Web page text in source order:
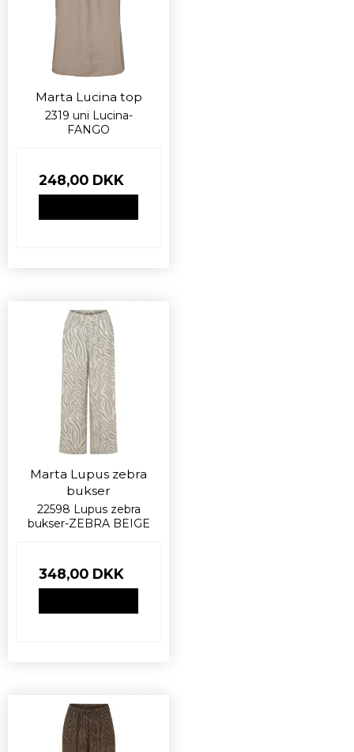
Marta Lucina top
2319 uni Lucina-
FANGO
248,00 DKK
Marta Lupus zebra
bukser
22598 Lupus zebra
bukser-ZEBRA BEIGE
348,00 DKK